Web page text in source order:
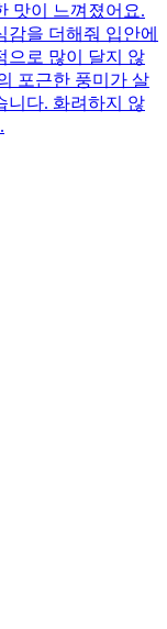
맛이 느껴졌어요.
을 더해줘 입안에
으로 많이 달지 않
포근한 풍미가 살
니다. 화려하지 않